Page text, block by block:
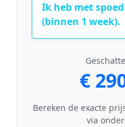
Ik heb met
(binnen 1 week).
€
Bereken de exacte
via